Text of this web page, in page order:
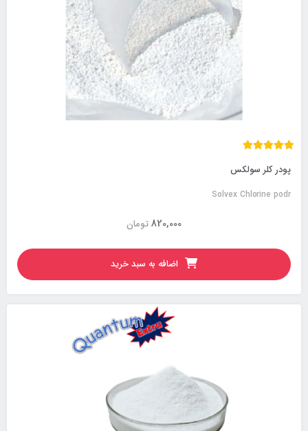
پودر کلر سولکس
Solvex Chlorine podr
تومان820,000
اضافه به سبد خرید